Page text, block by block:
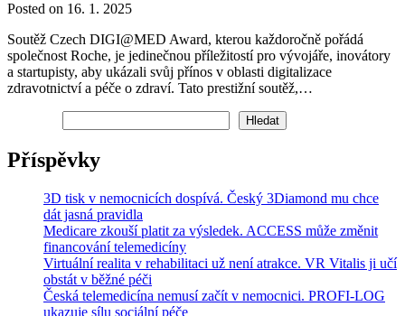
Posted on 16. 1. 2025
Soutěž Czech DIGI@MED Award, kterou každoročně pořádá
společnost Roche, je jedinečnou příležitostí pro vývojáře, inovátory
a startupisty, aby ukázali svůj přínos v oblasti digitalizace
zdravotnictví a péče o zdraví. Tato prestižní soutěž,…
Hledat
Příspěvky
3D tisk v nemocnicích dospívá. Český 3Diamond mu chce
dát jasná pravidla
Medicare zkouší platit za výsledek. ACCESS může změnit
financování telemedicíny
Virtuální realita v rehabilitaci už není atrakce. VR Vitalis ji učí
obstát v běžné péči
Česká telemedicína nemusí začít v nemocnici. PROFI-LOG
ukazuje sílu sociální péče